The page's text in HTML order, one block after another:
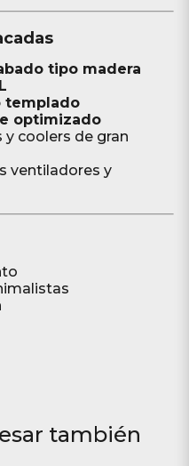
tipo madera
templado
optimizado
coolers de gran
ventiladores y
también